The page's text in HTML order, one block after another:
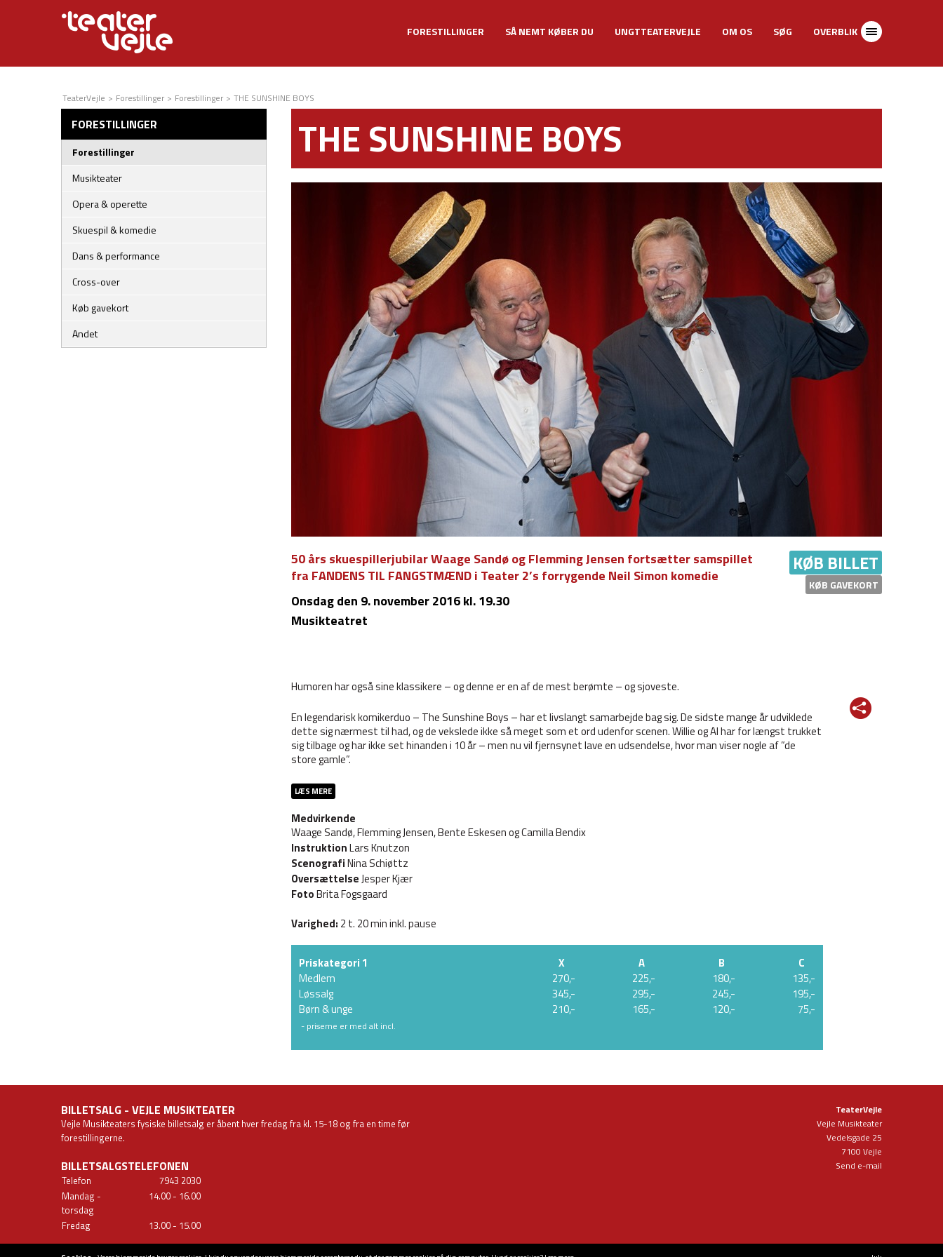
FORESTILLINGER SÅ NEMT KØBER DU UNGTTEATERVEJLE OM OS SØG OVERBLIK
TeaterVejle > Forestillinger > Forestillinger > THE SUNSHINE BOYS
FORESTILLINGER
Forestillinger
Musikteater
Opera & operette
Skuespil & komedie
Dans & performance
Cross-over
Køb gavekort
Andet
THE SUNSHINE BOYS
50 års skuespillerjubilar Waage Sandø og Flemming Jensen fortsætter samspillet
fra FANDENS TIL FANGSTMÆND i Teater 2’s forrygende Neil Simon komedie
Onsdagden 9. november 2016 kl. 19.30
Musikteatret
KØB BILLET
KØB GAVEKORT
Humoren har også sine klassikere – og denne er en af de mest berømte – og sjoveste.
En legendarisk komikerduo – The Sunshine Boys – har et livslangt samarbejde bag sig. De sidste mange år udviklede
dette sig nærmest til had, og de vekslede ikke så meget som et ord udenfor scenen. Willie og Al har for længst trukket
sig tilbage og har ikke set hinanden i 10 år – men nu vil fjernsynet lave en udsendelse, hvor man viser nogle af ”de
store gamle”.
LÆS MERE
Medvirkende
Waage Sandø, Flemming Jensen, Bente Eskesen og Camilla Bendix
InstruktionLars Knutzon
ScenografiNina Schiøttz
OversættelseJesper Kjær
FotoBrita Fogsgaard
Varighed: 2 t. 20 min inkl. pause
Priskategori 1 X A B
C
Medlem
270,- 225,- 180,-
135,-
Løssalg
345,- 295,- 245,-
195,-
Børn & unge
210,- 165,- 120,- 75,-
- priserne er med alt incl.
BILLETSALG - VEJLE MUSIKTEATER
Vejle Musikteaters fysiske billetsalg er åbent hver fredag fra kl. 15-18 og fra en time før
forestillingerne.
BILLETSALGSTELEFONEN
Telefon 7943 2030
Mandag -
torsdag
14.00 - 16.00
Fredag 13.00 - 15.00
TeaterVejle
Vejle Musikteater
Vedelsgade 25
7100 Vejle
Send e-mail